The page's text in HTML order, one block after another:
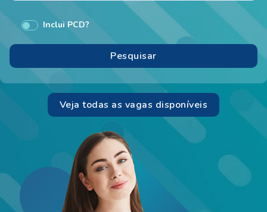
Inclui PCD?
Veja todas as vagas disponíveis